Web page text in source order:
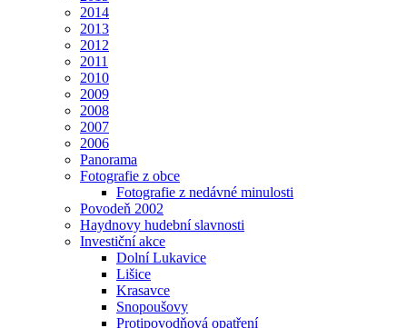
2014
2013
2012
2011
2010
2009
2008
2007
2006
Panorama
Fotografie z obce
Fotografie z nedávné minulosti
Povodeň 2002
Haydnovy hudební slavnosti
Investiční akce
Dolní Lukavice
Lišice
Krasavce
Snopoušovy
Protipovodňová opatření